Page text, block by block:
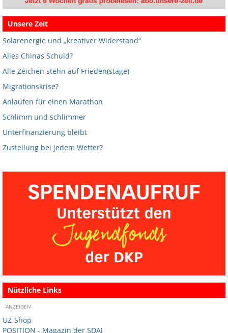
Unsere Zeit
Solarenergie und „kreativer Widerstand“
Alles Chinas Schuld?
Alle Zeichen stehn auf Frieden(stage)
Migrationskrise?
Anlaufen für einen Marathon
Schlimm und schlimmer
Unterfinanzierung bleibt
Zustellung bei jedem Wetter?
Nützliche Links
ANZEIGEN
UZ-Shop
POSITION - Magazin der SDAJ